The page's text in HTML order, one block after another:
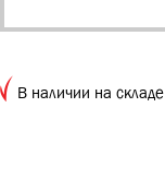
В наличии на складе